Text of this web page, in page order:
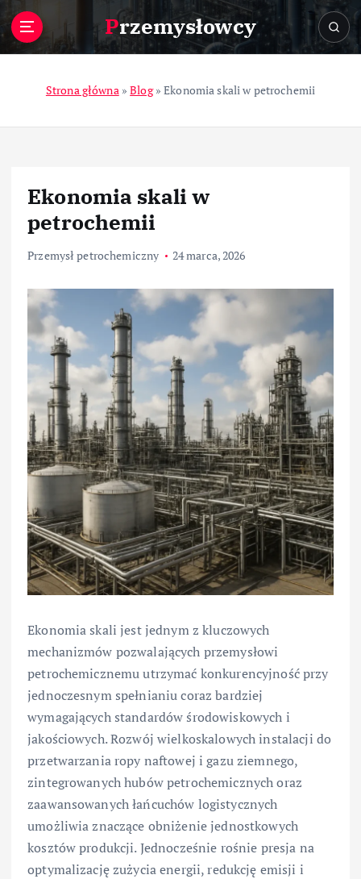
Przemysłowcy
Strona główna»Blog»Ekonomia skali w petrochemii
Ekonomia skali w
petrochemii
Przemysł petrochemiczny 24 marca, 2026
Ekonomia skali jest jednym z kluczowych
mechanizmów pozwalających przemysłowi
petrochemicznemu utrzymać konkurencyjność przy
jednoczesnym spełnianiu coraz bardziej
wymagających standardów środowiskowych i
jakościowych. Rozwój wielkoskalowych instalacji do
przetwarzania ropy naftowej i gazu ziemnego,
zintegrowanych hubów petrochemicznych oraz
zaawansowanych łańcuchów logistycznych
umożliwia znaczące obniżenie jednostkowych
kosztów produkcji. Jednocześnie rośnie presja na
optymalizację zużycia energii, redukcję emisji i